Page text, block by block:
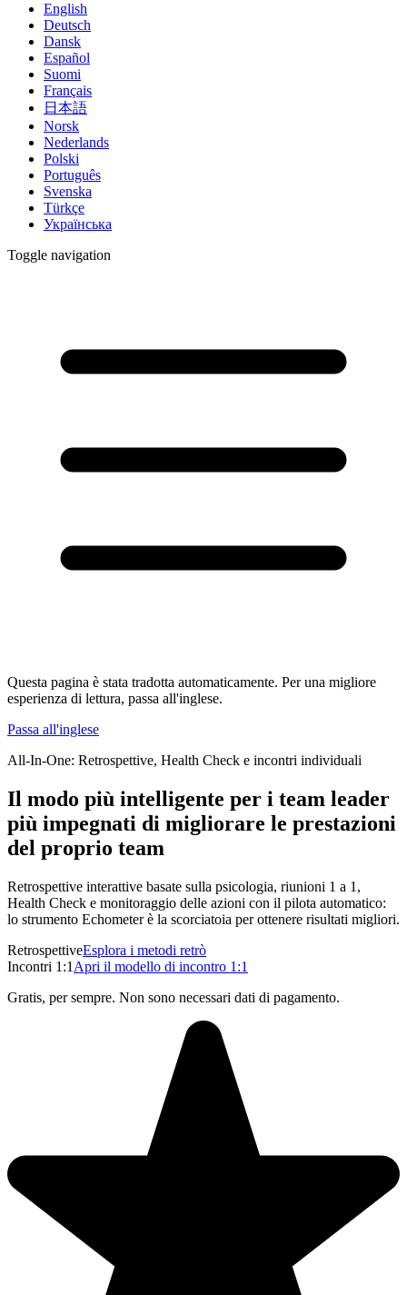
English
Deutsch
Dansk
Español
Suomi
Français
日本語
Norsk
Nederlands
Polski
Português
Svenska
Türkçe
Українська
Toggle navigation
Questa pagina è stata tradotta automaticamente. Per una migliore
esperienza di lettura, passa all'inglese.
Passa all'inglese
All-In-One: Retrospettive, Health Check e incontri individuali
Il modo più intelligente per i team leader
più impegnati di migliorare le prestazioni
del proprio team
Retrospettive interattive basate sulla psicologia, riunioni 1 a 1,
Health Check e monitoraggio delle azioni con il pilota automatico:
lo strumento Echometer è la scorciatoia per ottenere risultati migliori.
RetrospettiveEsplora i metodi retrò
Incontri 1:1 Apri il modello di incontro 1:1
Gratis, per sempre. Non sono necessari dati di pagamento.